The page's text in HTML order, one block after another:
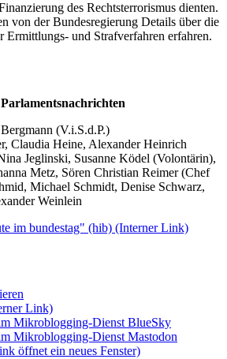
des Rechtsterrorismus dienten.
von der Bundesregierung Details über die
Ermittlungs- und Strafverfahren erfahren.
(V.i.S.d.P.)
Claudia Heine, Alexander Heinrich
Jeglinski, Susanne Ködel (Volontärin),
Metz, Sören Christian Reimer (Chef
Michael Schmidt, Denise Schwarz,
Weinlein
im bundestag" (hib) (Interner Link)
Link)
Mikroblogging-Dienst BlueSky
Mikroblogging-Dienst Mastodon
öffnet ein neues Fenster)